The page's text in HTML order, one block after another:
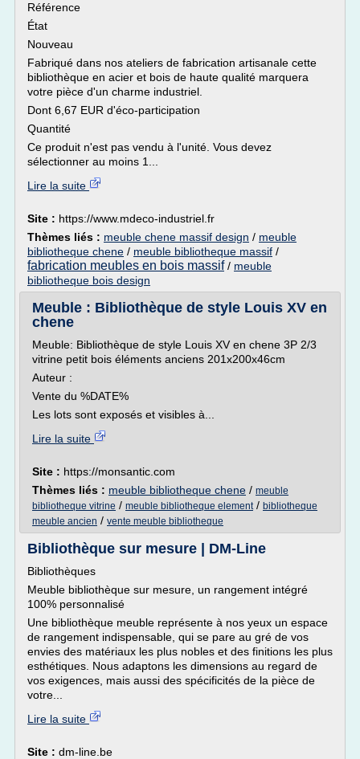
Référence
État
Nouveau
Fabriqué dans nos ateliers de fabrication artisanale cette
bibliothèque en acier et bois de haute qualité marquera
votre pièce d'un charme industriel.
Dont 6,67 EUR d'éco-participation
Quantité
Ce produit n'est pas vendu à l'unité. Vous devez
sélectionner au moins 1...
Lire la suite
Site : https://www.mdeco-industriel.fr
Thèmes liés : meuble chene massif design / meuble
bibliotheque chene / meuble bibliotheque massif /
fabrication meubles en bois massif/ meuble
bibliotheque bois design
Meuble : Bibliothèque de style Louis XV en
chene
Meuble: Bibliothèque de style Louis XV en chene 3P 2/3
vitrine petit bois éléments anciens 201x200x46cm
Auteur :
Vente du %DATE%
Les lots sont exposés et visibles à...
Lire la suite
Site : https://monsantic.com
Thèmes liés : meuble bibliotheque chene / meuble
bibliotheque vitrine / meuble bibliotheque element/ bibliotheque
meuble ancien / vente meuble bibliotheque
Bibliothèque sur mesure | DM-Line
Bibliothèques
Meuble bibliothèque sur mesure, un rangement intégré
100% personnalisé
Une bibliothèque meuble représente à nos yeux un espace
de rangement indispensable, qui se pare au gré de vos
envies des matériaux les plus nobles et des finitions les plus
esthétiques. Nous adaptons les dimensions au regard de
vos exigences, mais aussi des spécificités de la pièce de
votre...
Lire la suite
Site : dm-line.be